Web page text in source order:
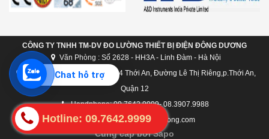
CÔNG TY TNHH TM-DV ĐO LƯỜNG THIẾT BỊ ĐIỆN ĐÔNG DƯƠNG
Văn Phòng : Số 2628 - HH3A - Linh Đàm - Hà Nội
Chi nhánh Hồ Chí Minh: C124 Thới An, Đường Lê Thị Riêng,p.Thới An,
Quận 12
Handphone: 09.7642.9999- 08.3907.9988
dongduong@candongduong.com
Cung cấp bởi Sapo
Hotline: 09.7642.9999
Chat hỗ trợ